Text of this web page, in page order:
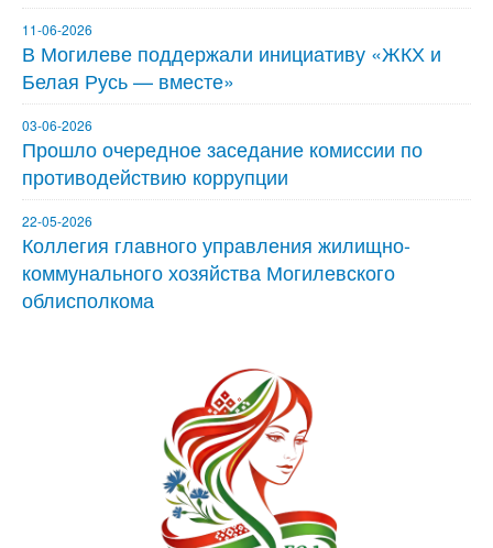
11-06-2026
В Могилеве поддержали инициативу «ЖКХ и
Белая Русь — вместе»
03-06-2026
Прошло очередное заседание комиссии по
противодействию коррупции
22-05-2026
Коллегия главного управления жилищно-
коммунального хозяйства Могилевского
облисполкома